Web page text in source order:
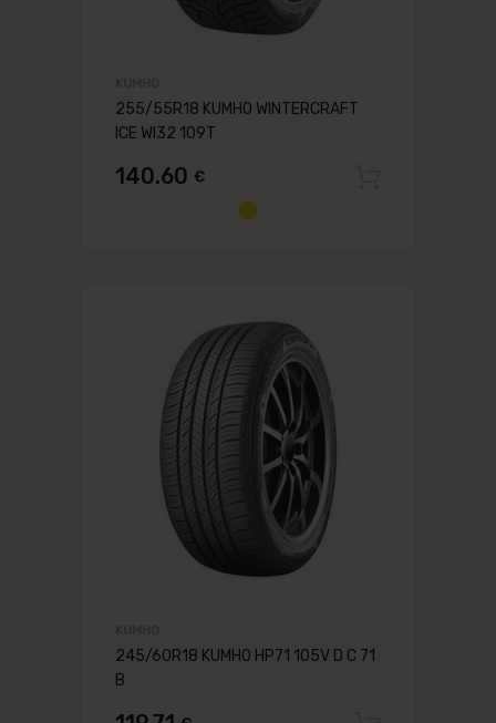
255/55R18 KUMHO WINTERCRAFT
ICE WI32 109T
140.60 €
245/60R18 KUMHO HP71 105V D C 71
B